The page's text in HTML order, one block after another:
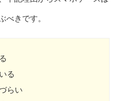
べきです。
る
らい